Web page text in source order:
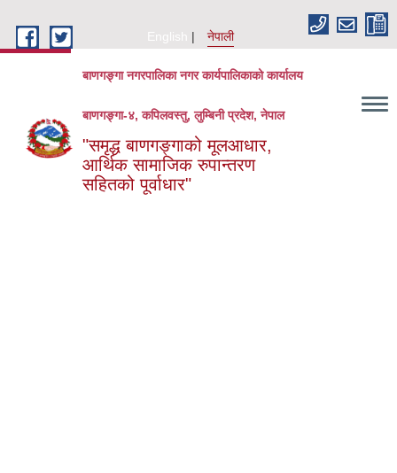
English
नेपाली
बाणगङ्गा नगरपालिका नगर कार्यपालिकाको कार्यालय
बाणगङ्गा-४, कपिलवस्तु, लुम्बिनी प्रदेश, नेपाल
"समृद्ध बाणगङ्गाको मूलआधार,
आर्थिक सामाजिक रुपान्तरण
सहितको पूर्वाधार"